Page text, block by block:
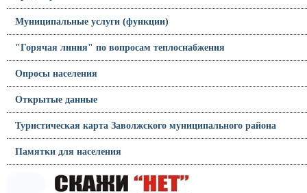
Муниципальные услуги (функции)
"Горячая линия" по вопросам теплоснабжения
Опросы населения
Открытые данные
Туристическая карта Заволжского муниципального района
Памятки для населения